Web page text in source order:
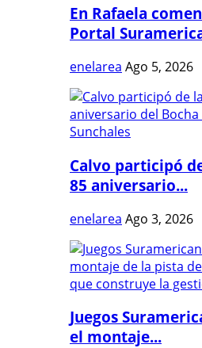
En Rafaela
Portal
enelarea Ago 5, 2026
Calvo participó
85 aniversario...
enelarea Ago 3, 2026
Juegos
el montaje...